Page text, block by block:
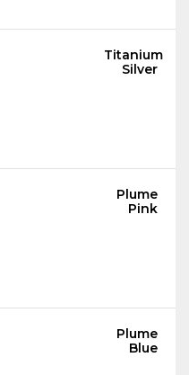
Titanium
Silver
Plume
Pink
Plume
Blue